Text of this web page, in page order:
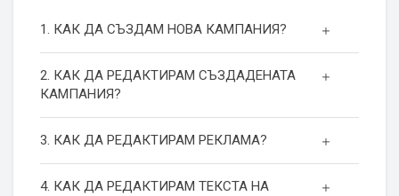
1. КАК ДА СЪЗДАМ НОВА КАМПАНИЯ?
2. КАК ДА РЕДАКТИРАМ СЪЗДАДЕНАТА
КАМПАНИЯ?
3. КАК ДА РЕДАКТИРАМ РЕКЛАМА?
4. КАК ДА РЕДАКТИРАМ ТЕКСТА НА